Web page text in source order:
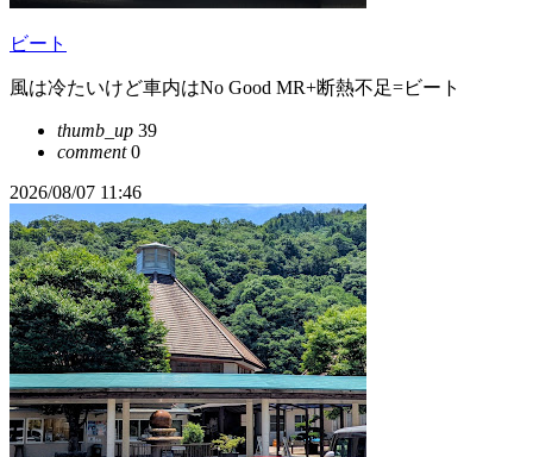
ビート
風は冷たいけど車内はNo Good MR+断熱不足=ビート
thumb_up 39
comment0
2026/08/07 11:46